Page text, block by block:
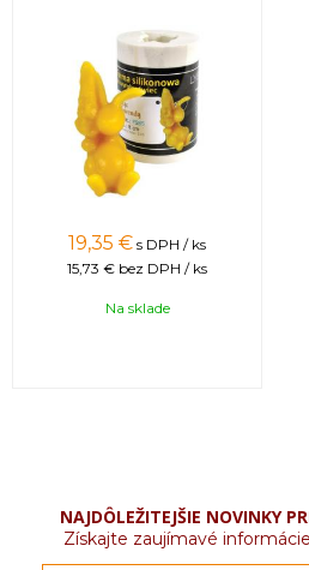
19,35 € s DPH / ks
15,73 € bez DPH / ks
Na sklade
NAJDÔLEŽITEJŠIE NOVINKY
Získajte zaujímavé